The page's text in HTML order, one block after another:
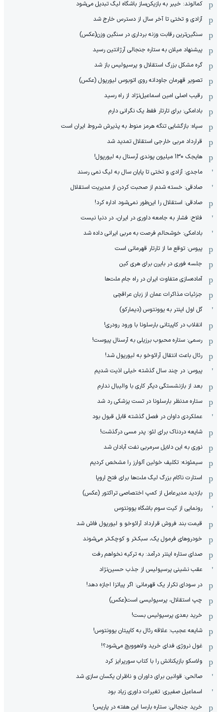
کمالوند: خیبر به بازیکن‌ساز باشگاه لیگ تبدیل می‌شود
آزادی و تختی تا آخر سال از دسترس خارج شد
سنگین‌ترین رقابت وزنه برداری در سنگین وزن(عکس)
پیشنهاد میلان به ستاره جنجالی آرژانتین رسید
گره مشکل بزرگ استقلال و پرسپولیس باز شد
تصویر قهرمان جاودانه روی اتوبوس لیورپول (عکس)
رقیب اصلی امین اسماعیل‌نژاد از راه رسید
بادامکی: برای تارتار فقط یک نگرانی دارم
سپاه: بازگشایی تنگه هرمز منوط به پذیرش شروط ایران است
قرارداد مربی خارجی استقلال تمدید شد
هایجک 130 میلیون پوندی آرسنال به لیورپول!
ماجدی: آزادی و تختی تا پایان سال به لیگ نمی رسند
صادقی: خسته شدم از صحبت کردن از مدیریت استقلال
صادقی: استقلال را این‌طور نمی‌شود اداره کرد!
فلاح: فشار به جامعه داوری در ایران، در دنیا نیست
بادامکی: خوشحالم فرصت به مربی ایرانی داده شد
پیوس: توقع ما از تارتار قهرمانی است
جلسه فوری در بایرن برای هری کین
آماده‌سازی متفاوت ایران در راه جام ملت‌ها
جزئیات مذاکرات عمان از زبان عراقچی
گل اول اینتر به یوونتوس (دیمارکو)
انقلاب در کاپیتانی بارسلونا با ورود رودری!
رسمی: ستاره محبوب برزیلی به آرسنال پیوست!
رئال باعث انتقال آرائوخو به لیورپول شد!
پیوس: در چند سال گذشته خیلی اذیت شدیم
بعد از بازنشستگی دیگر کاری با والیبال ندارم
ستاره مدنظر بارسلونا در تست پزشکی رد شد
عملکردی داوان در فصل گذشته قابل قبول بود
شایعه دردناک برای لئو: پدر مسی درگذشت!
نوری به این دلایل سرمربی نفت آبادان شد
سیمئونه: تکلیف خولین آلوارز را مشخص کردیم
استارت ناکام بزرگ لیگ ملت‌ها برای فتح اروپا
بازدید مدیرعامل از کمپ اختصاصی تراکتور (عکس)
رونمایی از کیت سوم باشگاه یوونتوس
قیمت بند فروش قرارداد آرائوخو و لیورپول فاش شد
خودروهای فرمول یک، سبک‌تر و کوچک‌تر می‌شوند
صدای ستاره اینتر درآمد: به ترکیه نخواهم رفت
عقب نشینی پرسپولیس از جذب حسین‌نژاد
در سودای تکرار یک قهرمانی: اگر پیاتزا اجازه دهد!
چپ استقلال، پرسپولیسی است(عکس)
خرید بعدی پرسپولیس بست!
شایعه عجیب: علاقه رئال به کاپیتان یوونتوس!
غول نروژی فدای خرید ولاهوویچ می‌شود؟!
ولاسکو بازیکنانش را با کتاب سورپرایز کرد
صالحی: قوانین برای داوران و ناظران یکسان سازی شد
اسماعیل صفیری: تغیرات داوری زیاد بود
خرید جنجالی: ستاره بارسا این هفته در پاریس!